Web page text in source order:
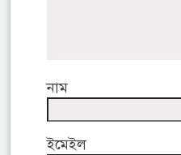
নাম
ইমেইল